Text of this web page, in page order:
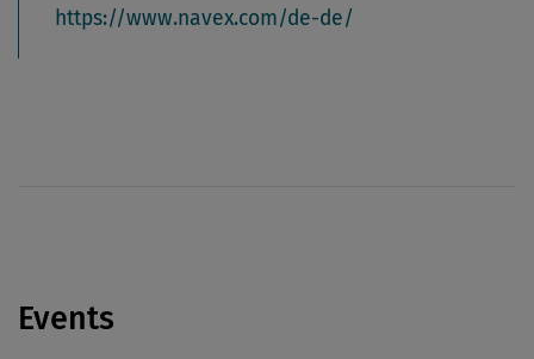
https://www.navex.com/de-de/
Events